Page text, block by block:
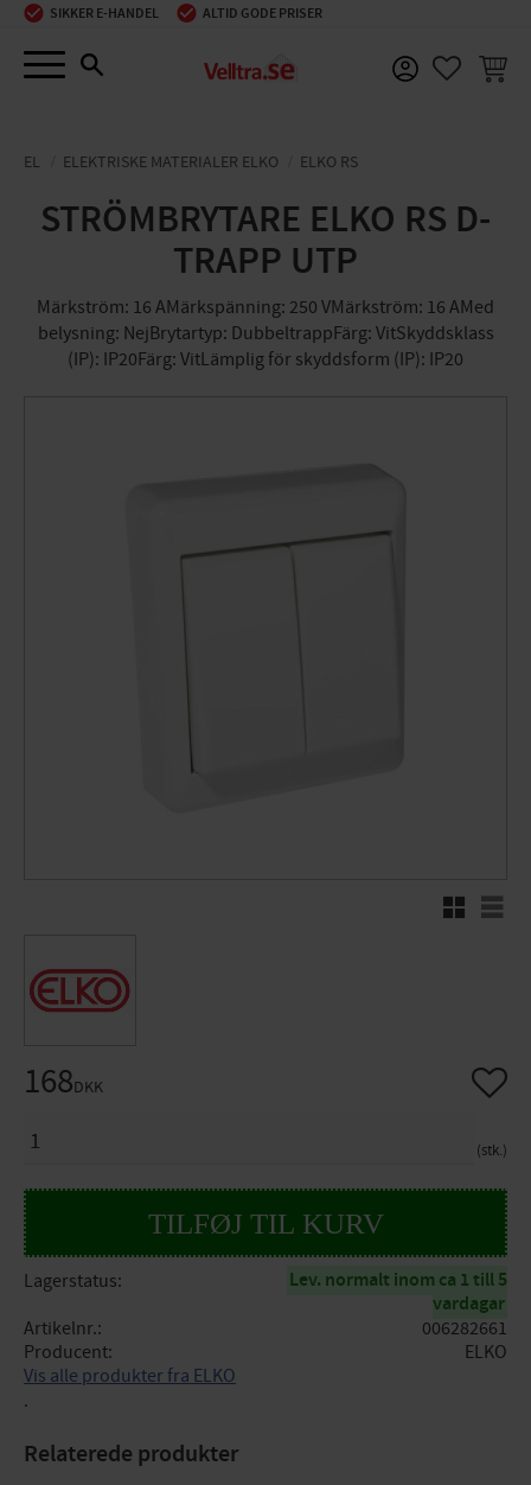
Menu
SIKKER E-HANDEL ALTID GODE PRISER
EL ELEKTRISKE MATERIALER ELKO ELKO RS
STRÖMBRYTARE ELKO RS D-
TRAPP UTP
Märkström: 16 AMärkspänning: 250 VMärkström: 16 AMed
belysning: NejBrytartyp: DubbeltrappFärg: VitSkyddsklass
(IP): IP20Färg: VitLämplig för skyddsform (IP): IP20
RutenettListe
168DKK
stk.
Gem
Lagerstatus
Lev. normalt inom ca 1 till 5
vardagar
Artikelnr.
006282661
Producent
ELKO
Vis alle produkter fra ELKO
.
Relaterede produkter